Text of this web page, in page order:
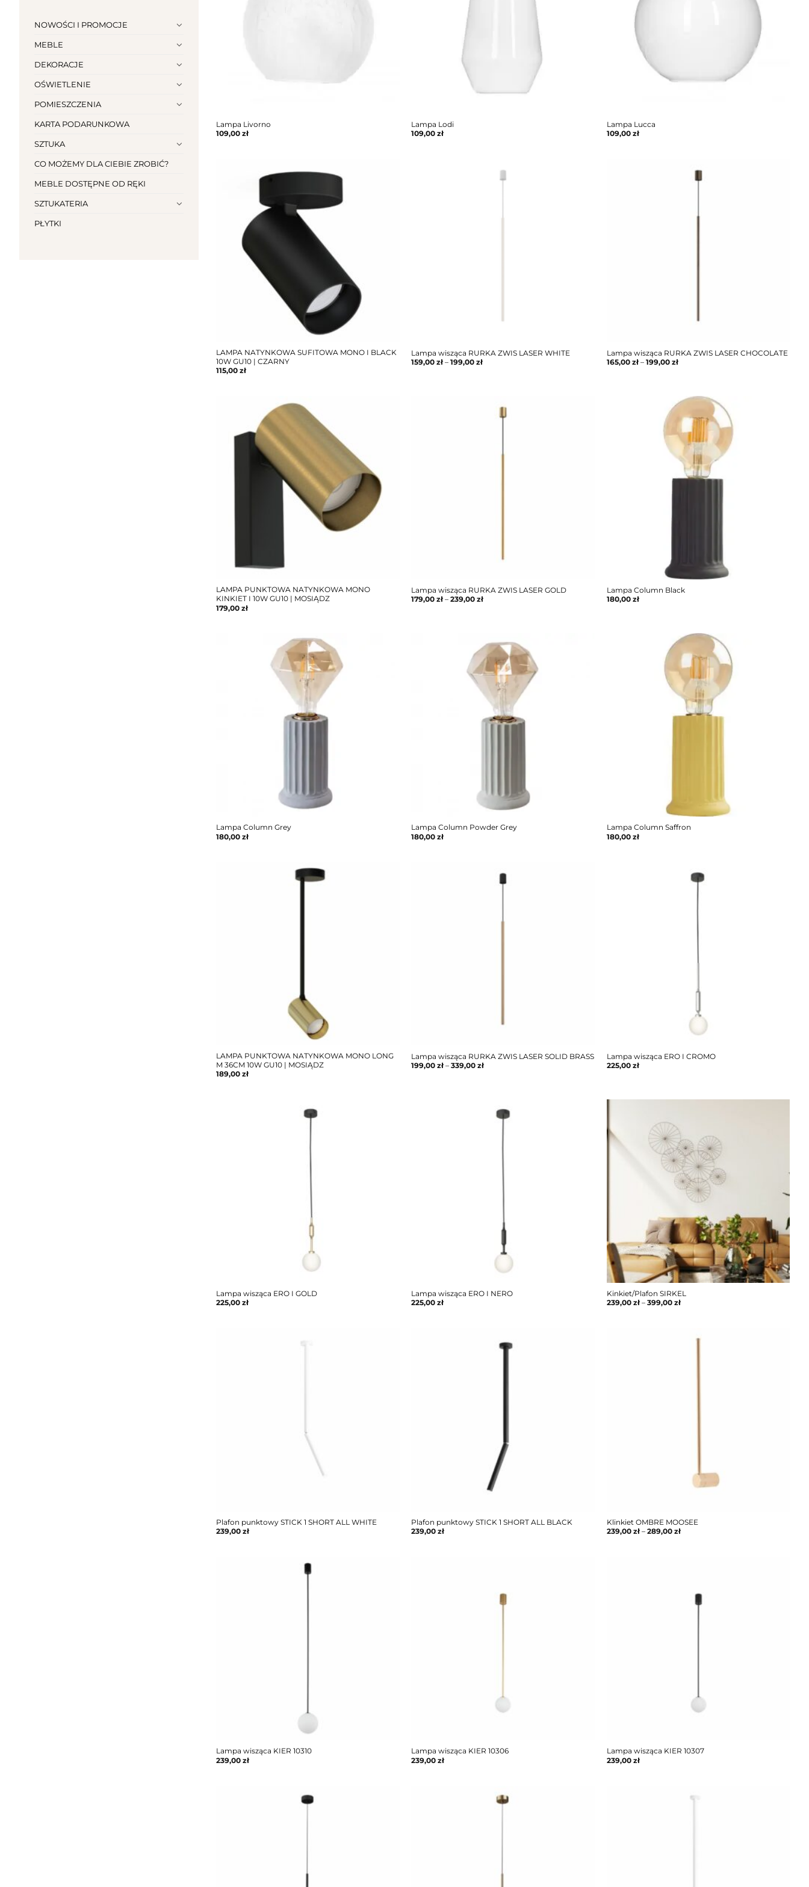
NOWOŚCI I PROMOCJE
MEBLE
DEKORACJE
OŚWIETLENIE
POMIESZCZENIA
KARTA PODARUNKOWA
SZTUKA
CO MOŻEMY DLA CIEBIE ZROBIĆ?
MEBLE DOSTĘPNE OD RĘKI
SZTUKATERIA
PŁYTKI
Lampa Livorno
109,00zł
Lampa Lodi
109,00zł
Lampa Lucca
109,00 zł
LAMPA NATYNKOWA SUFITOWA MONO I BLACK
10W GU10 | CZARNY
115,00zł
Lampa wisząca RURKA ZWIS LASER WHITE
159,00zł –199,00zł
Lampa wisząca RURKA ZWIS LASER CHOCOLATE
165,00 zł– 199,00 zł
LAMPA PUNKTOWA NATYNKOWA MONO
KINKIET I 10W GU10 | MOSIĄDZ
179,00zł
Lampa wisząca RURKA ZWIS LASER GOLD
179,00zł –239,00zł
Lampa Column Black
180,00 zł
Lampa Column Grey
180,00zł
Lampa Column Powder Grey
180,00zł
Lampa Column Saffron
180,00 zł
LAMPA PUNKTOWA NATYNKOWA MONO LONG
M 36CM 10W GU10 | MOSIĄDZ
189,00zł
Lampa wisząca RURKA ZWIS LASER SOLID BRASS
199,00zł –339,00zł
Lampa wisząca ERO I CROMO
225,00 zł
Lampa wisząca ERO I GOLD
225,00zł
Lampa wisząca ERO I NERO
225,00zł
Kinkiet/Plafon SIRKEL
239,00 zł– 399,00 zł
Plafon punktowy STICK 1 SHORT ALL WHITE
239,00zł
Plafon punktowy STICK 1 SHORT ALL BLACK
239,00zł
Klinkiet OMBRE MOOSEE
239,00 zł– 289,00 zł
Lampa wisząca KIER 10310
239,00zł
Lampa wisząca KIER 10306
239,00zł
Lampa wisząca KIER 10307
239,00 zł